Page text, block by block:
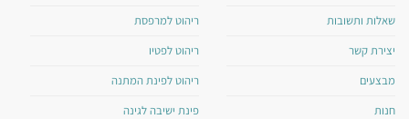
שאלות ותשובות
יצירת קשר
מבצעים
חנות
ריהוט למרפסת
ריהוט לפטיו
ריהוט לפינת המתנה
פינת ישיבה לגינה